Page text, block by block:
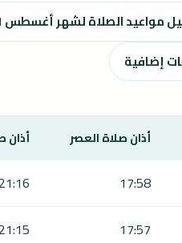
الصلاة لشهر أغسطس ٢٠٢٦ / صفر 1448 هـ
إضافية
أذان صلاة العصر أذان
17:58
21:16
17:57
21:15